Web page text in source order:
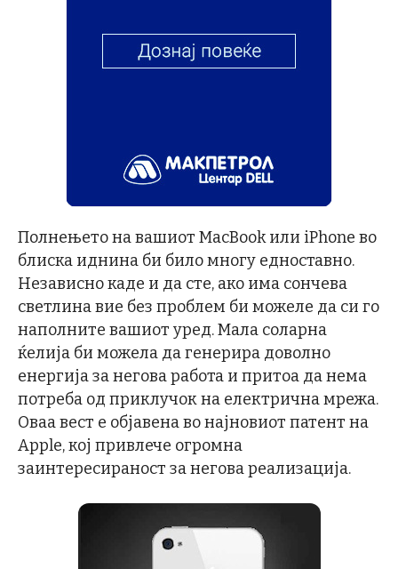
Полнењето на вашиот MacBook или iPhone во
блиска иднина би било многу едноставно.
Независно каде и да сте, ако има сончева
светлина вие без проблем би можеле да си го
наполните вашиот уред. Мала соларна
ќелија би можела да генерира доволно
енергија за негова работа и притоа да нема
потреба од приклучок на електрична мрежа.
Оваа вест е објавена во најновиот патент на
Apple, кој привлече огромна
заинтересираност за негова реализација.